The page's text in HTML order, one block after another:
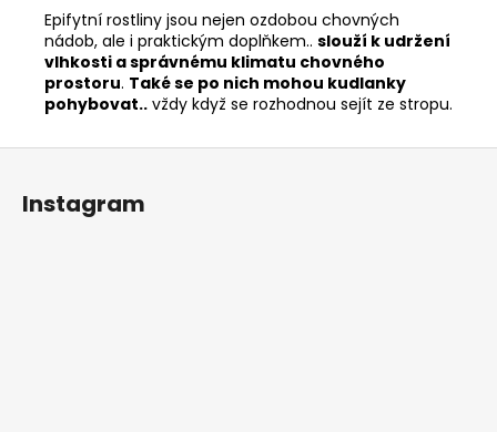
Epifytní rostliny jsou nejen ozdobou chovných
nádob, ale i praktickým doplňkem.. slouží k udržení
vlhkosti a správnému klimatu chovného
prostoru. Také se po nich mohou kudlanky
pohybovat.. vždy když se rozhodnou sejít ze stropu.
Z
Instagram